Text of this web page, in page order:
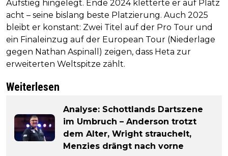
Aufstieg hingelegt. Ende 2024 kletterte er auf Platz
acht – seine bislang beste Platzierung. Auch 2025
bleibt er konstant: Zwei Titel auf der Pro Tour und
ein Finaleinzug auf der European Tour (Niederlage
gegen Nathan Aspinall) zeigen, dass Heta zur
erweiterten Weltspitze zählt.
Weiterlesen
Analyse: Schottlands Dartszene
im Umbruch – Anderson trotzt
dem Alter, Wright strauchelt,
Menzies drängt nach vorne